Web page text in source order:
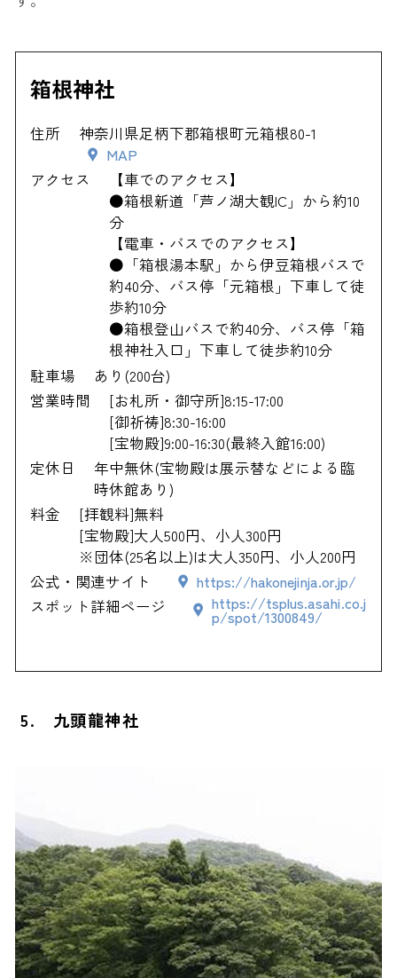
箱根神社
住所
神奈川県足柄下郡箱根町元箱根80-1
MAP
アクセス
【車でのアクセス】
●箱根新道「芦ノ湖大観IC」から約10
分
【電車・バスでのアクセス】
●「箱根湯本駅」から伊豆箱根バスで
約40分、バス停「元箱根」下車して徒
歩約10分
●箱根登山バスで約40分、バス停「箱
根神社入口」下車して徒歩約10分
駐車場
あり(200台)
営業時間
[お札所・御守所]8:15-17:00
[御祈祷]8:30-16:00
[宝物殿]9:00-16:30(最終入館16:00)
定休日
年中無休(宝物殿は展示替などによる臨
時休館あり)
料金
[拝観料]無料
[宝物殿]大人500円、小人300円
※団体(25名以上)は大人350円、小人200円
公式・関連サイト
https://hakonejinja.or.jp/
スポット詳細ページ
https://tsplus.asahi.co.j
p/spot/1300849/
5. 九頭龍神社